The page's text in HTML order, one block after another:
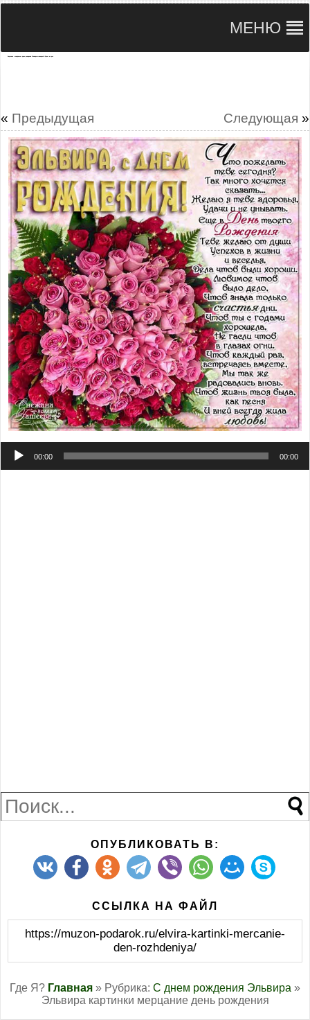
МЕНЮ
« Предыдущая Следующая »
Аудиоплеер
00:00 00:00
ОПУБЛИКОВАТЬ В:
ССЫЛКА НА ФАЙЛ
https://muzon-podarok.ru/elvira-kartinki-mercanie-
den-rozhdeniya/
Где Я? Главная » Рубрика: С днем рождения Эльвира »
Эльвира картинки мерцание день рождения